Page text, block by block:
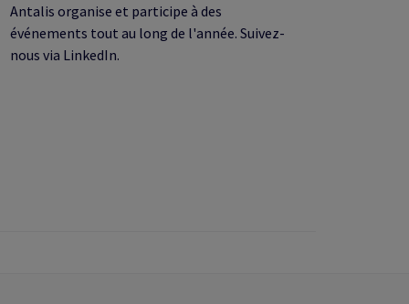
Antalis organise et participe à des
événements tout au long de l'année. Suivez-
nous via LinkedIn.